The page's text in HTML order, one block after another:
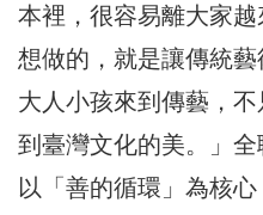
本裡，很容易離大家
想做的，就是讓傳統
大人小孩來到傳藝，
到臺灣文化的美。」
以「善的循環」為核